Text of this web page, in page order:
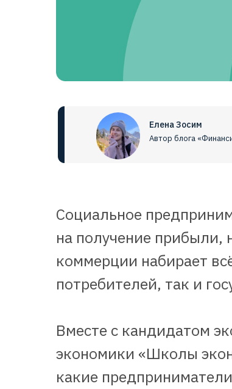
Елена Зосим
Автор блога
Социальное
на получение прибыли,
коммерции набирает
потребителей, так и
Вместе с кандидатом
экономики «Школы
какие